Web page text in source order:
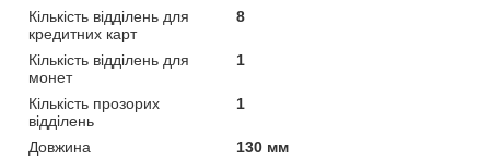
Кількість відділень для
кредитних карт
8
Кількість відділень для
монет
1
Кількість прозорих
відділень
1
Довжина
130 мм